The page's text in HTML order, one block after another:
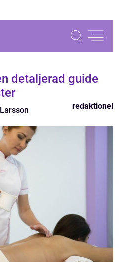
detaljerad guide
redaktionel